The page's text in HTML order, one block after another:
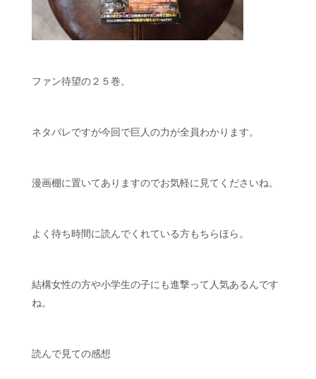
ファン待望の２５巻。
ネタバレですが今回で巨人の力が全員わかります。
漫画棚に置いてありますのでお気軽に見てくださいね。
よく待ち時間に読んでくれている方もちらほら。
結構女性の方や小学生の子にも進撃って人気あるんです
ね。
読んで見ての感想